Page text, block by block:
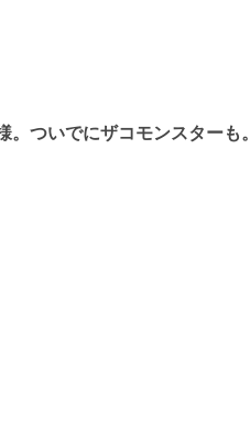
ついでにザコモンスターも。